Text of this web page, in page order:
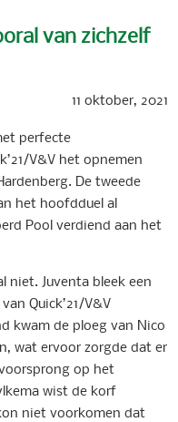
van zichzelf
11 oktober, 2021
perfecte
V&V het opnemen
De tweede
het hoofdduel al
Pool verdiend aan het
niet. Juventa bleek een
Quick’21/V&V
kwam de ploeg van Nico
wat ervoor zorgde dat er
op het
wist de korf
niet voorkomen dat